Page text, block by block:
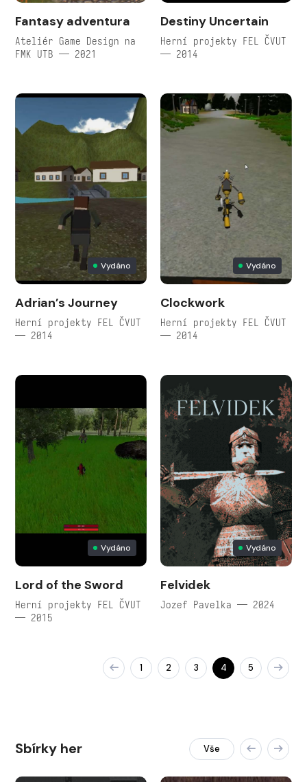
Fantasy adventura
Ateliér Game Design na
FMK UTB — 2021
Destiny Uncertain
Herní projekty FEL ČVUT
— 2014
Vydáno
Adrian’s Journey
Herní projekty FEL ČVUT
— 2014
Vydáno
Clockwork
Herní projekty FEL ČVUT
— 2014
Vydáno
Lord of the Sword
Herní projekty FEL ČVUT
— 2015
Vydáno
Felvidek
Jozef Pavelka — 2024
1 2 3 4 5
Sbírky her Vše